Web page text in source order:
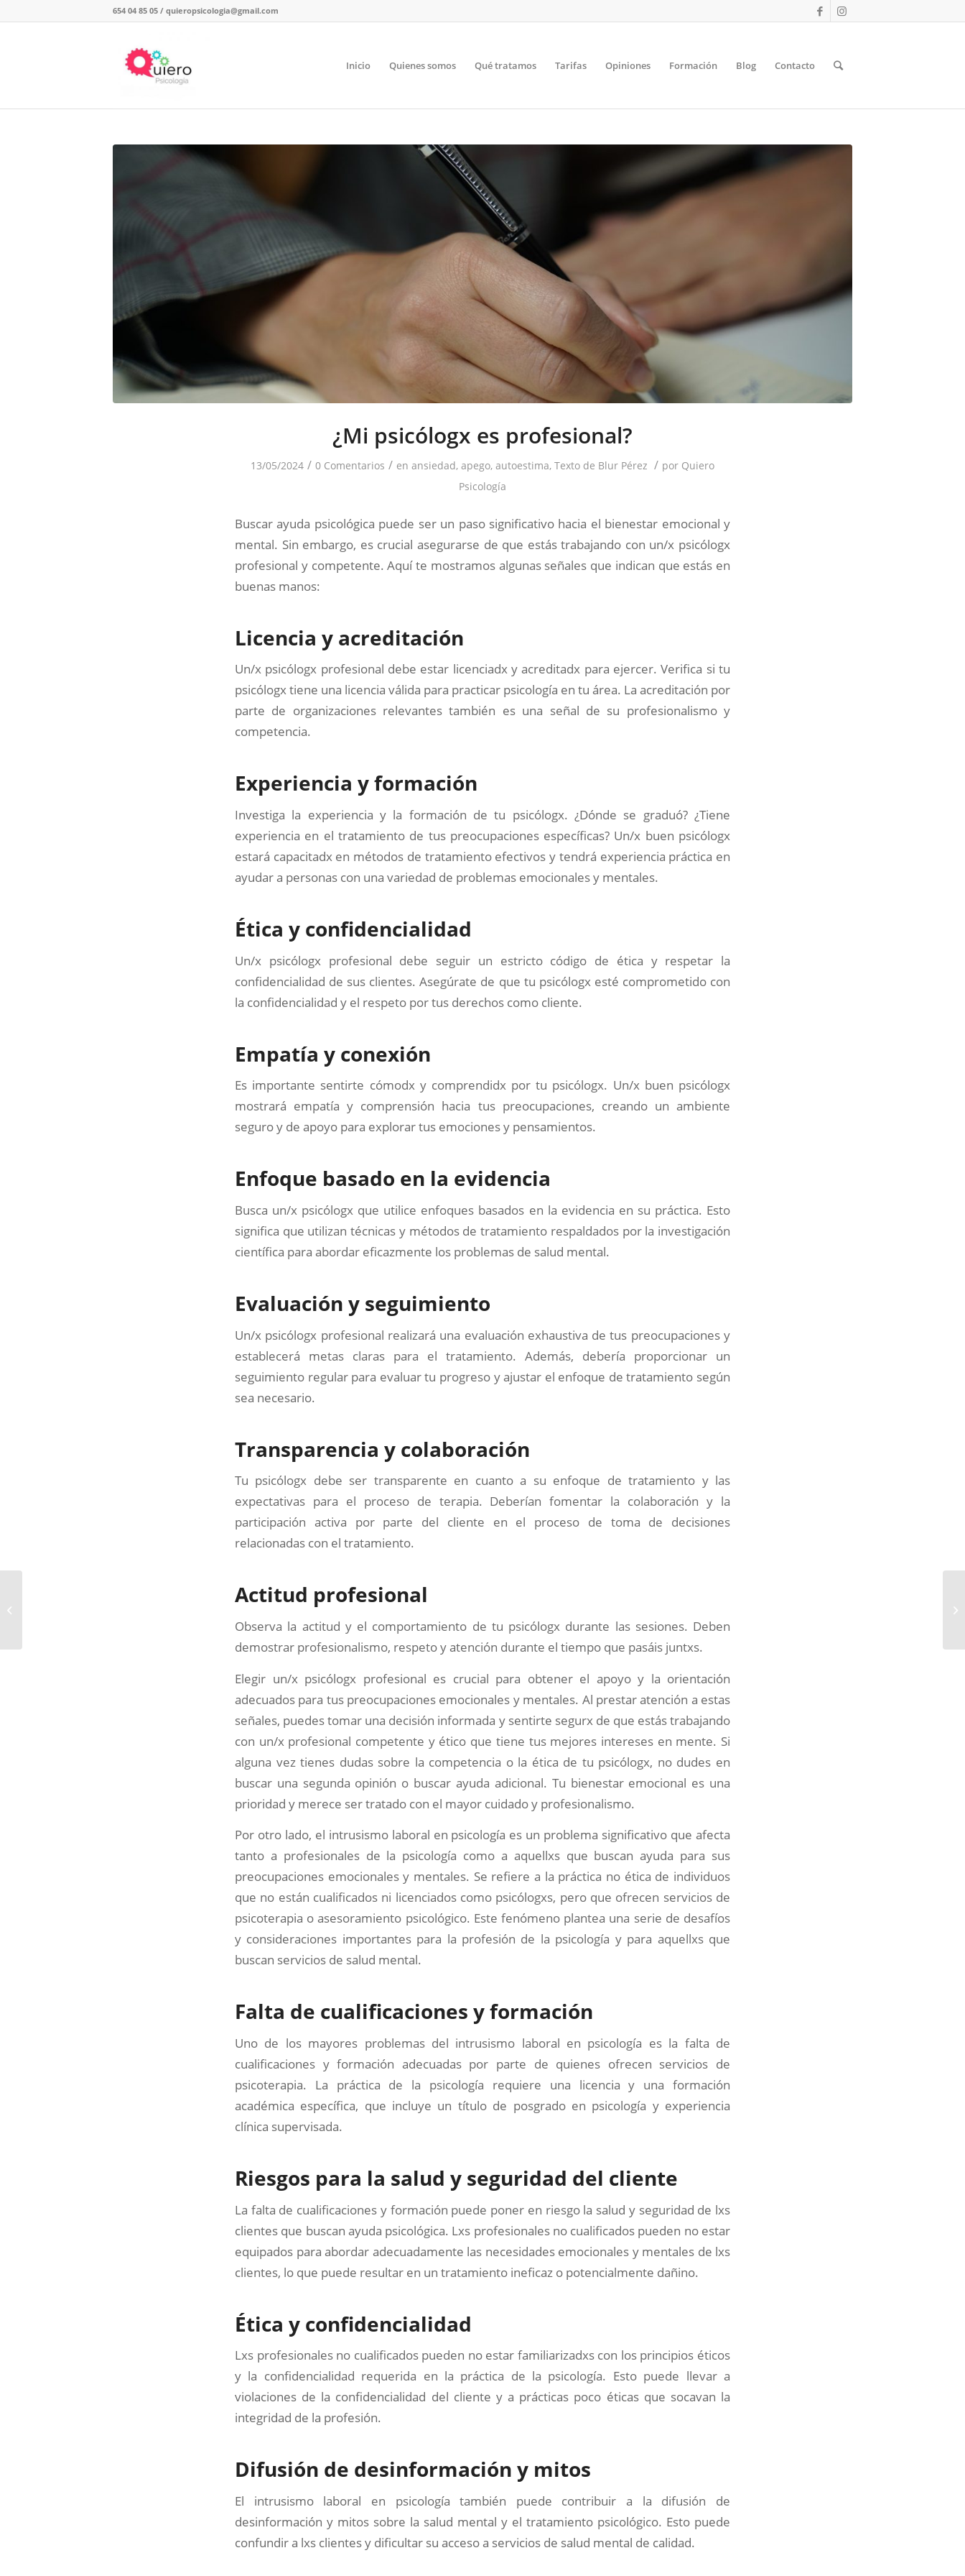
654 04 85 05 / quieropsicologia@gmail.com
Inicio Quienes somos Qué tratamos Tarifas Opiniones Formación Blog Contacto
¿Mi psicólogx es profesional?
13/05/2024 / 0 Comentarios / en ansiedad, apego, autoestima, Texto de Blur Pérez / por Quiero
Psicología
Buscar ayuda psicológica puede ser un paso significativo hacia el bienestar emocional y
mental. Sin embargo, es crucial asegurarse de que estás trabajando con un/x psicólogx
profesional y competente. Aquí te mostramos algunas señales que indican que estás en
buenas manos:
Licencia y acreditación
Un/x psicólogx profesional debe estar licenciadx y acreditadx para ejercer. Verifica si tu
psicólogx tiene una licencia válida para practicar psicología en tu área. La acreditación por
parte de organizaciones relevantes también es una señal de su profesionalismo y
competencia.
Experiencia y formación
Investiga la experiencia y la formación de tu psicólogx. ¿Dónde se graduó? ¿Tiene
experiencia en el tratamiento de tus preocupaciones específicas? Un/x buen psicólogx
estará capacitadx en métodos de tratamiento efectivos y tendrá experiencia práctica en
ayudar a personas con una variedad de problemas emocionales y mentales.
Ética y confidencialidad
Un/x psicólogx profesional debe seguir un estricto código de ética y respetar la
confidencialidad de sus clientes. Asegúrate de que tu psicólogx esté comprometido con
la confidencialidad y el respeto por tus derechos como cliente.
Empatía y conexión
Es importante sentirte cómodx y comprendidx por tu psicólogx. Un/x buen psicólogx
mostrará empatía y comprensión hacia tus preocupaciones, creando un ambiente
seguro y de apoyo para explorar tus emociones y pensamientos.
Enfoque basado en la evidencia
Busca un/x psicólogx que utilice enfoques basados en la evidencia en su práctica. Esto
significa que utilizan técnicas y métodos de tratamiento respaldados por la investigación
científica para abordar eficazmente los problemas de salud mental.
Evaluación y seguimiento
Un/x psicólogx profesional realizará una evaluación exhaustiva de tus preocupaciones y
establecerá metas claras para el tratamiento. Además, debería proporcionar un
seguimiento regular para evaluar tu progreso y ajustar el enfoque de tratamiento según
sea necesario.
Transparencia y colaboración
Tu psicólogx debe ser transparente en cuanto a su enfoque de tratamiento y las
expectativas para el proceso de terapia. Deberían fomentar la colaboración y la
participación activa por parte del cliente en el proceso de toma de decisiones
relacionadas con el tratamiento.
Actitud profesional
Observa la actitud y el comportamiento de tu psicólogx durante las sesiones. Deben
demostrar profesionalismo, respeto y atención durante el tiempo que pasáis juntxs.
Elegir un/x psicólogx profesional es crucial para obtener el apoyo y la orientación
adecuados para tus preocupaciones emocionales y mentales. Al prestar atención a estas
señales, puedes tomar una decisión informada y sentirte segurx de que estás trabajando
con un/x profesional competente y ético que tiene tus mejores intereses en mente. Si
alguna vez tienes dudas sobre la competencia o la ética de tu psicólogx, no dudes en
buscar una segunda opinión o buscar ayuda adicional. Tu bienestar emocional es una
prioridad y merece ser tratado con el mayor cuidado y profesionalismo.
Por otro lado, el intrusismo laboral en psicología es un problema significativo que afecta
tanto a profesionales de la psicología como a aquellxs que buscan ayuda para sus
preocupaciones emocionales y mentales. Se refiere a la práctica no ética de individuos
que no están cualificados ni licenciados como psicólogxs, pero que ofrecen servicios de
psicoterapia o asesoramiento psicológico. Este fenómeno plantea una serie de desafíos
y consideraciones importantes para la profesión de la psicología y para aquellxs que
buscan servicios de salud mental.
Falta de cualificaciones y formación
Uno de los mayores problemas del intrusismo laboral en psicología es la falta de
cualificaciones y formación adecuadas por parte de quienes ofrecen servicios de
psicoterapia. La práctica de la psicología requiere una licencia y una formación
académica específica, que incluye un título de posgrado en psicología y experiencia
clínica supervisada.
Riesgos para la salud y seguridad del cliente
La falta de cualificaciones y formación puede poner en riesgo la salud y seguridad de lxs
clientes que buscan ayuda psicológica. Lxs profesionales no cualificados pueden no estar
equipados para abordar adecuadamente las necesidades emocionales y mentales de lxs
clientes, lo que puede resultar en un tratamiento ineficaz o potencialmente dañino.
Ética y confidencialidad
Lxs profesionales no cualificados pueden no estar familiarizadxs con los principios éticos
y la confidencialidad requerida en la práctica de la psicología. Esto puede llevar a
violaciones de la confidencialidad del cliente y a prácticas poco éticas que socavan la
integridad de la profesión.
Difusión de desinformación y mitos
El intrusismo laboral en psicología también puede contribuir a la difusión de
desinformación y mitos sobre la salud mental y el tratamiento psicológico. Esto puede
confundir a lxs clientes y dificultar su acceso a servicios de salud mental de calidad.